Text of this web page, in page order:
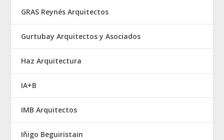
GRAS Reynés Arquitectos
Gurtubay Arquitectos y Asociados
Haz Arquitectura
IA+B
IMB Arquitectos
Iñigo Beguiristain